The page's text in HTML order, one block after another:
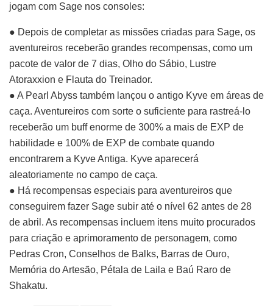
jogam com Sage nos consoles:
● Depois de completar as missões criadas para Sage, os
aventureiros receberão grandes recompensas, como um
pacote de valor de 7 dias, Olho do Sábio, Lustre
Atoraxxion e Flauta do Treinador.
● A Pearl Abyss também lançou o antigo Kyve em áreas de
caça. Aventureiros com sorte o suficiente para rastreá-lo
receberão um buff enorme de 300% a mais de EXP de
habilidade e 100% de EXP de combate quando
encontrarem a Kyve Antiga. Kyve aparecerá
aleatoriamente no campo de caça.
● Há recompensas especiais para aventureiros que
conseguirem fazer Sage subir até o nível 62 antes de 28
de abril. As recompensas incluem itens muito procurados
para criação e aprimoramento de personagem, como
Pedras Cron, Conselhos de Balks, Barras de Ouro,
Memória do Artesão, Pétala de Laila e Baú Raro de
Shakatu.